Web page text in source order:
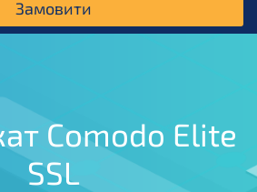
Замовити
Comodo Elite
SSL